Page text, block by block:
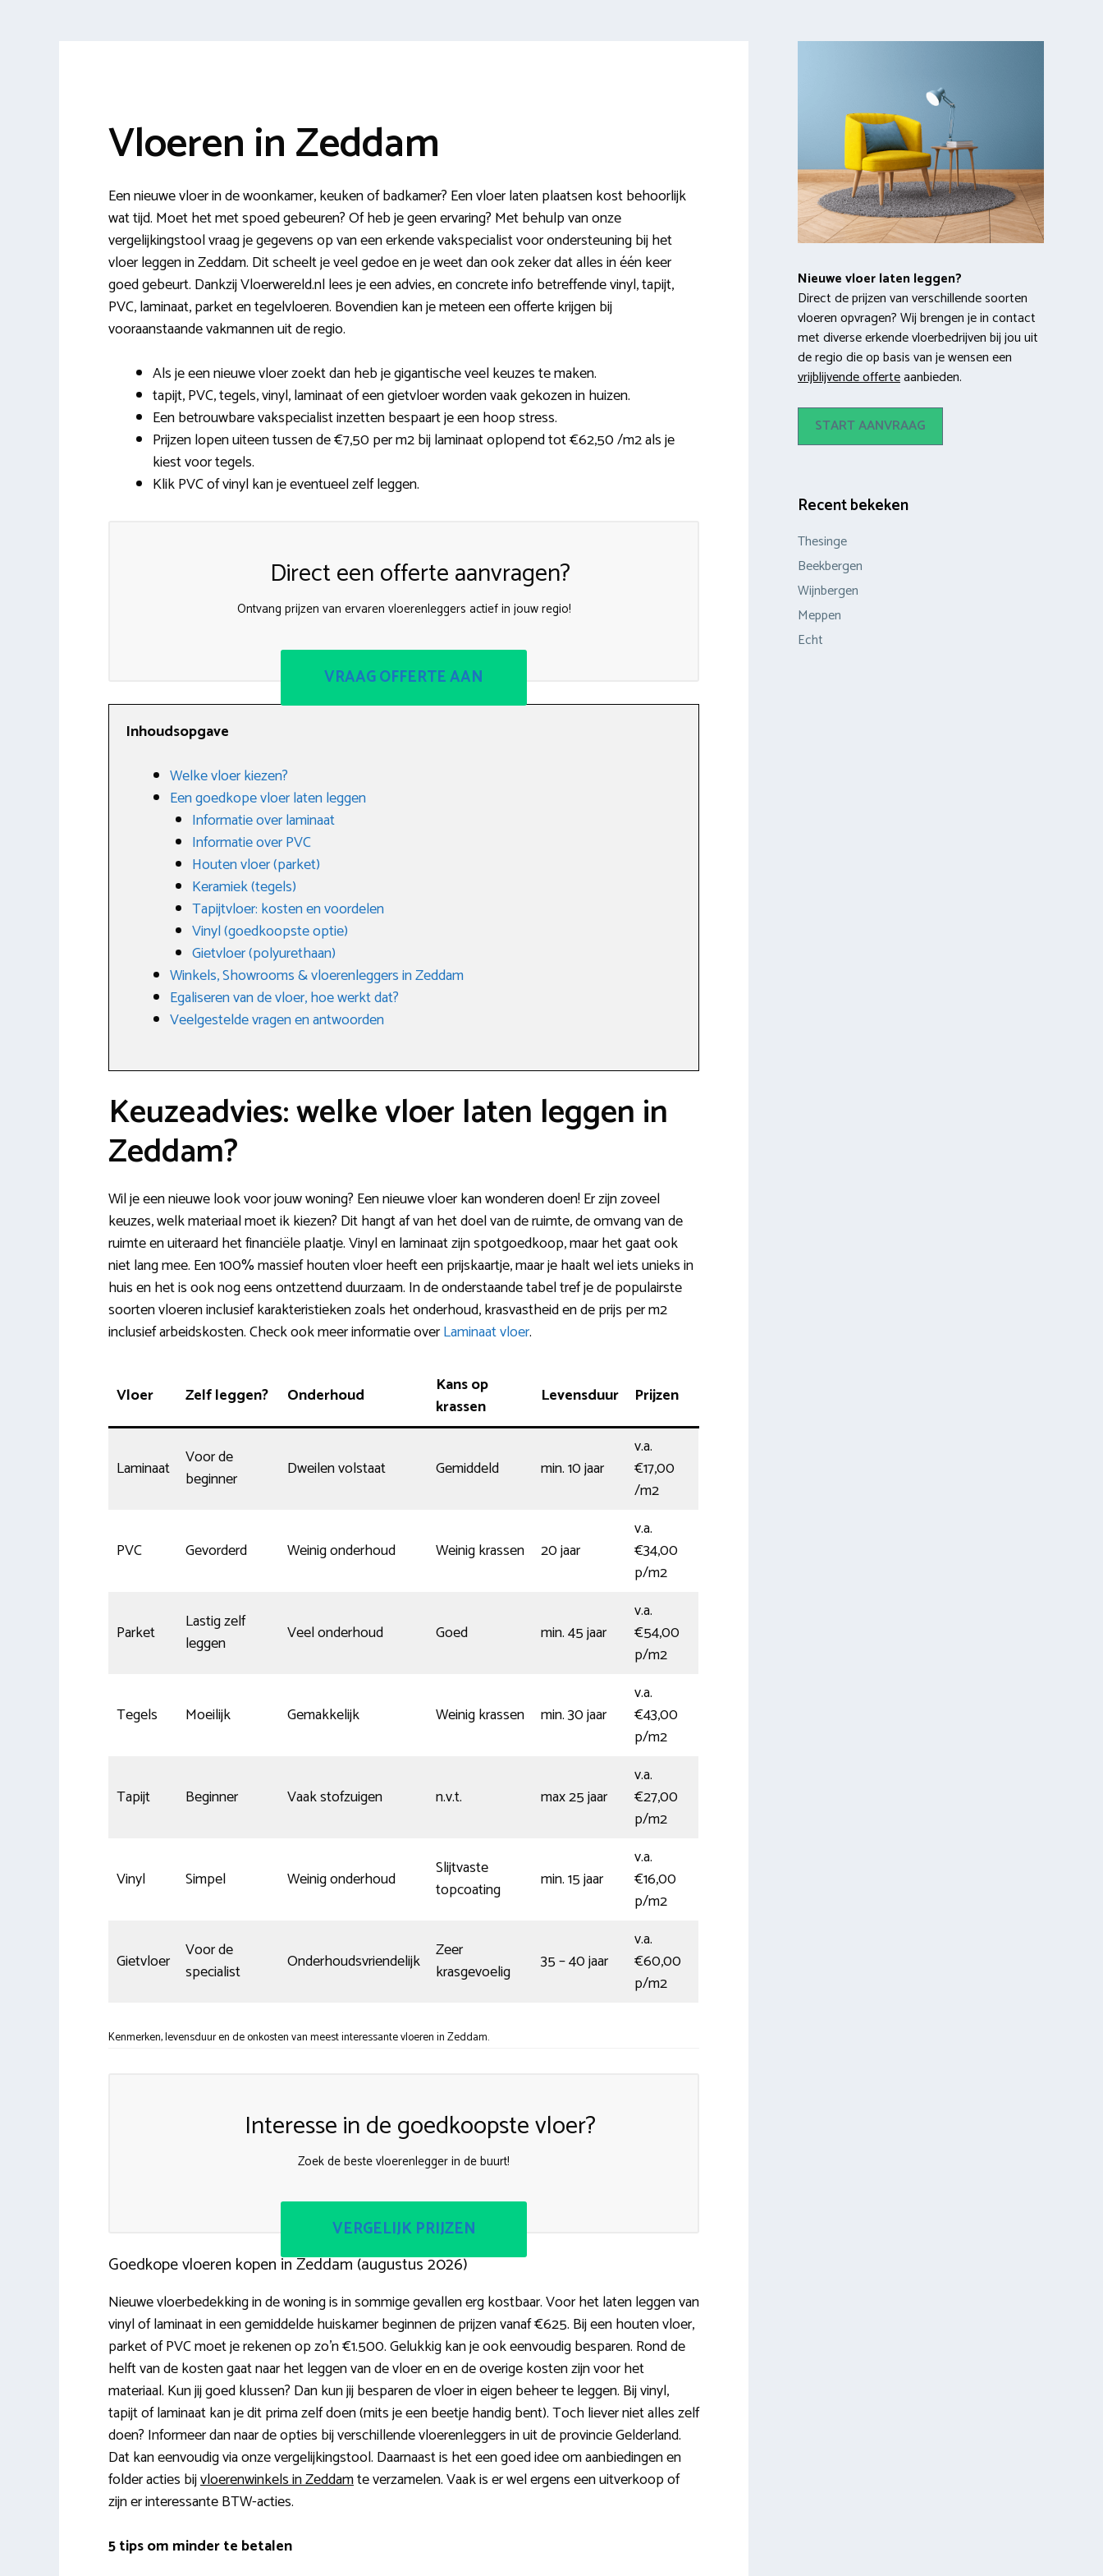
Vloeren in Zeddam
Een nieuwe vloer in de woonkamer, keuken of badkamer? Een vloer laten plaatsen kost behoorlijk
wat tijd. Moet het met spoed gebeuren? Of heb je geen ervaring? Met behulp van onze
vergelijkingstool vraag je gegevens op van een erkende vakspecialist voor ondersteuning bij het
vloer leggen in Zeddam. Dit scheelt je veel gedoe en je weet dan ook zeker dat alles in één keer
goed gebeurt. Dankzij Vloerwereld.nl lees je een advies, en concrete info betreffende vinyl, tapijt,
PVC, laminaat, parket en tegelvloeren. Bovendien kan je meteen een offerte krijgen bij
vooraanstaande vakmannen uit de regio.
Als je een nieuwe vloer zoekt dan heb je gigantische veel keuzes te maken.
tapijt, PVC, tegels, vinyl, laminaat of een gietvloer worden vaak gekozen in huizen.
Een betrouwbare vakspecialist inzetten bespaart je een hoop stress.
Prijzen lopen uiteen tussen de €7,50 per m2 bij laminaat oplopend tot €62,50 /m2 als je
kiest voor tegels.
Klik PVC of vinyl kan je eventueel zelf leggen.
Direct een offerte aanvragen?
Ontvang prijzen van ervaren vloerenleggers actief in jouw regio!
VRAAG OFFERTE AAN
Inhoudsopgave
Welke vloer kiezen?
Een goedkope vloer laten leggen
Informatie over laminaat
Informatie over PVC
Houten vloer (parket)
Keramiek (tegels)
Tapijtvloer: kosten en voordelen
Vinyl (goedkoopste optie)
Gietvloer (polyurethaan)
Winkels, Showrooms & vloerenleggers in Zeddam
Egaliseren van de vloer, hoe werkt dat?
Veelgestelde vragen en antwoorden
Keuzeadvies: welke vloer laten leggen in
Zeddam?
Wil je een nieuwe look voor jouw woning? Een nieuwe vloer kan wonderen doen! Er zijn zoveel
keuzes, welk materiaal moet ik kiezen? Dit hangt af van het doel van de ruimte, de omvang van de
ruimte en uiteraard het financiële plaatje. Vinyl en laminaat zijn spotgoedkoop, maar het gaat ook
niet lang mee. Een 100% massief houten vloer heeft een prijskaartje, maar je haalt wel iets unieks in
huis en het is ook nog eens ontzettend duurzaam. In de onderstaande tabel tref je de populairste
soorten vloeren inclusief karakteristieken zoals het onderhoud, krasvastheid en de prijs per m2
inclusief arbeidskosten. Check ook meer informatie overLaminaat vloer.
Vloer Zelf leggen? Onderhoud
Kans op
krassen
Levensduur Prijzen
Laminaat
Voor de
beginner
Dweilen volstaat Gemiddeld min. 10 jaar
v.a.
€17,00
/m2
PVC Gevorderd Weinig onderhoud Weinig krassen 20 jaar
v.a.
€34,00
p/m2
Parket
Lastig zelf
leggen
Veel onderhoud Goed min. 45 jaar
v.a.
€54,00
p/m2
Tegels Moeilijk Gemakkelijk Weinig krassen min. 30 jaar
v.a.
€43,00
p/m2
Tapijt Beginner Vaak stofzuigen n.v.t. max 25 jaar
v.a.
€27,00
p/m2
Vinyl Simpel Weinig onderhoud
Slijtvaste
topcoating
min. 15 jaar
v.a.
€16,00
p/m2
Gietvloer
Voor de
specialist
Onderhoudsvriendelijk
Zeer
krasgevoelig
35 – 40 jaar
v.a.
€60,00
p/m2
Kenmerken, levensduur en de onkosten van meest interessante vloeren in Zeddam.
Interesse in de goedkoopste vloer?
Zoek de beste vloerenlegger in de buurt!
VERGELIJK PRIJZEN
Goedkope vloeren kopen in Zeddam (augustus 2026)
Nieuwe vloerbedekking in de woning is in sommige gevallen erg kostbaar. Voor het laten leggen van
vinyl of laminaat in een gemiddelde huiskamer beginnen de prijzen vanaf €625. Bij een houten vloer,
parket of PVC moet je rekenen op zo’n €1.500. Gelukkig kan je ook eenvoudig besparen. Rond de
helft van de kosten gaat naar het leggen van de vloer en en de overige kosten zijn voor het
materiaal. Kun jij goed klussen? Dan kun jij besparen de vloer in eigen beheer te leggen. Bij vinyl,
tapijt of laminaat kan je dit prima zelf doen (mits je een beetje handig bent). Toch liever niet alles zelf
doen? Informeer dan naar de opties bij verschillende vloerenleggers in uit de provincie Gelderland.
Dat kan eenvoudig via onze vergelijkingstool. Daarnaast is het een goed idee om aanbiedingen en
folder acties bijvloerenwinkels in Zeddamte verzamelen. Vaak is er wel ergens een uitverkoop of
zijn er interessante BTW-acties.
5 tips om minder te betalen
Nieuwe vloer laten leggen?
Direct de prijzen van verschillende soorten
vloeren opvragen? Wij brengen je in contact
met diverse erkende vloerbedrijven bij jou uit
de regio die op basis van je wensen een
vrijblijvende offerteaanbieden.
START AANVRAAG
Recent bekeken
Thesinge
Beekbergen
Wijnbergen
Meppen
Echt